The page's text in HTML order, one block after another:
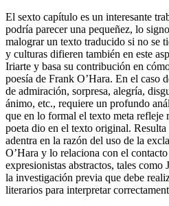
El sexto capítulo es un interesante
podría parecer una pequeñez, lo
malograr un texto traducido si no se
y culturas difieren también en este
Iriarte y basa su contribución en
poesía de Frank O’Hara. En el caso
de admiración, sorpresa, alegría,
ánimo, etc., requiere un profundo
que en lo formal el texto meta refleje
poeta dio en el texto original. Resulta
adentra en la razón del uso de la
O’Hara y lo relaciona con el
expresionistas abstractos, tales
la investigación previa que debe
literarios para interpretar